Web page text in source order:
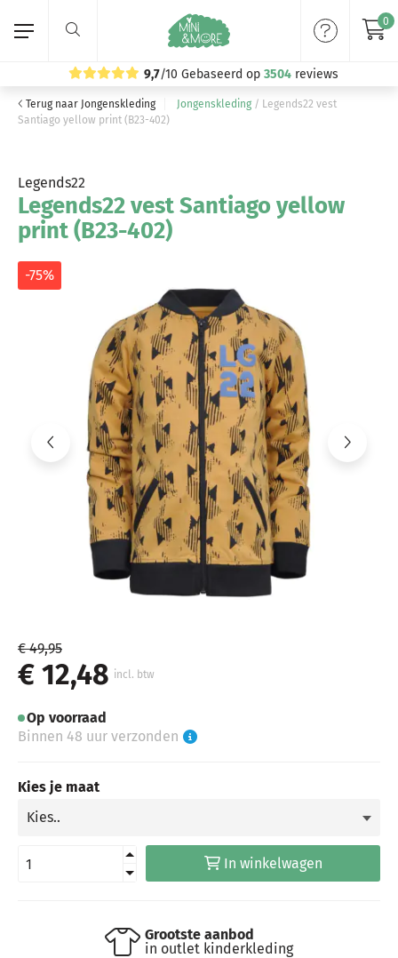
9,7/10 Gebaseerd op 3504 reviews
0
Home
Jongenskleding
Merken
Volg ons:
Terug naar Jongenskleding Jongenskleding / Legends22 vest
Santiago yellow print (B23-402)
Legends22
Legends22 vest Santiago yellow
print (B23-402)
-75%
€ 49,95
€ 12,48 incl. btw
Op voorraad
Binnen 48 uur verzonden
Kies je maat
In winkelwagen
Grootste aanbod
in outlet kinderkleding